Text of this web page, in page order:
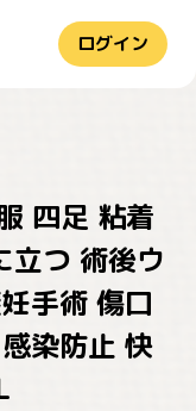
ログイン
四足 粘着
立つ 術後ウ
手術 傷口
染防止 快